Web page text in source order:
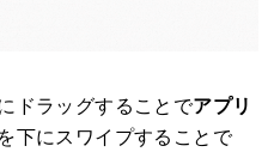
ドラッグすることでアプリ
下にスワイプすることで